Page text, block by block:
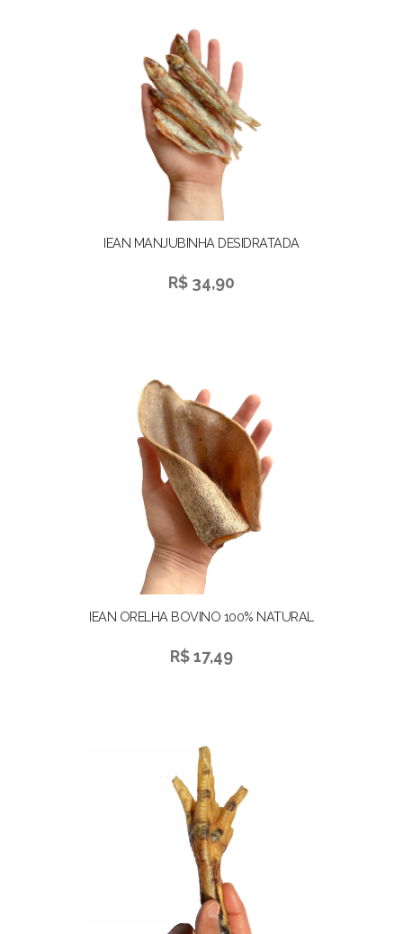
IEAN MANJUBINHA DESIDRATADA
R$ 34,90
IEAN ORELHA BOVINO 100% NATURAL
R$ 17,49